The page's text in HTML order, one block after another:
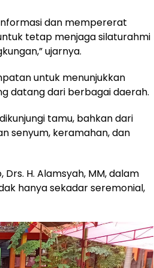
dan mempererat
tetap menjaga silaturahmi
ujarnya.
untuk menunjukkan
datang dari berbagai daerah.
tamu, bahkan dari
senyum, keramahan, dan
H. Alamsyah, MM, dalam
hanya sekadar seremonial,